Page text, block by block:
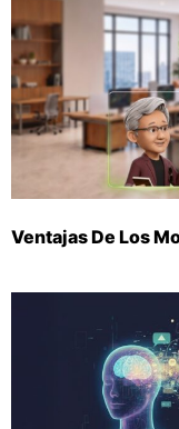
Ventajas De Los